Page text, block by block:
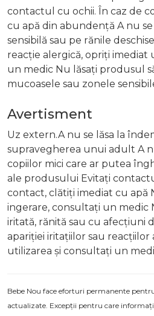
contactul cu ochii. În caz de
cu apă din abundență A nu
sensibilă sau pe rănile
reacție alergică, opriți imediat
un medic Nu lăsați produsul
mucoasele sau zonele
Avertisment
Uz extern.A nu se lăsa la
supravegherea unui adult A
copiilor mici care ar putea
ale produsului Evitați
contact, clătiți imediat cu apă
ingerare, consultați un medic
iritată, rănită sau cu afecțiuni
apariției iritațiilor sau reacțiilor
utilizarea și consultați un
Bebe Nou face eforturi permanente
actualizate. Excepții pentru care